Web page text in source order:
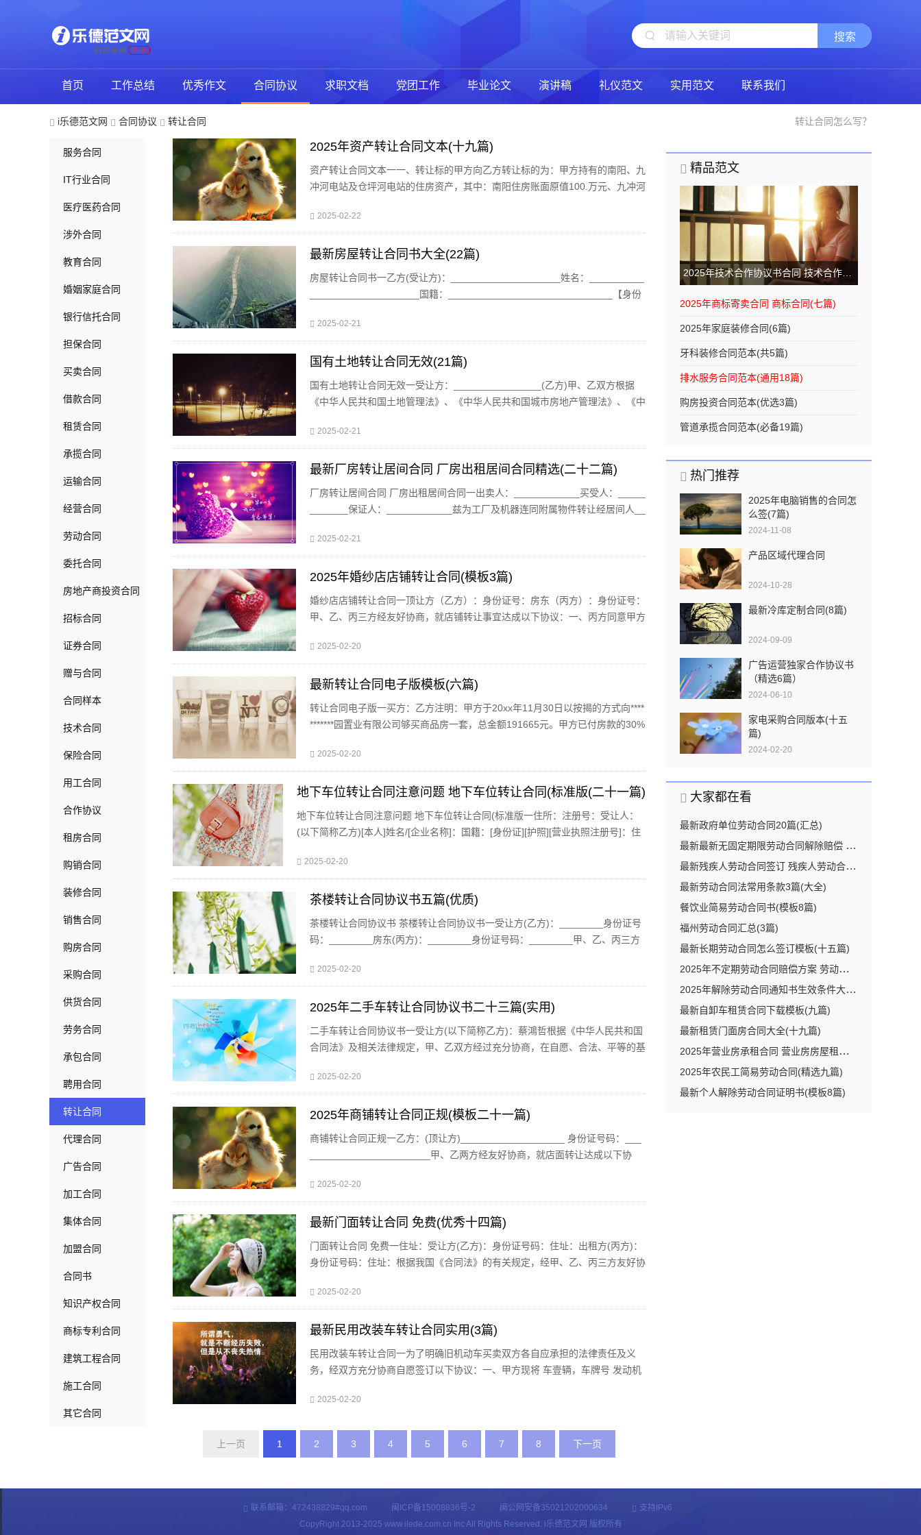
首页 工作总结 优秀作文 合同协议 求职文档 党团工作 毕业论文 演讲稿 礼仪范文 实用范文 联系我们
i乐德范文网 合同协议 转让合同 转让合同怎么写？
服务合同
IT行业合同
医疗医药合同
涉外合同
教育合同
婚姻家庭合同
银行信托合同
担保合同
买卖合同
借款合同
租赁合同
承揽合同
运输合同
经营合同
劳动合同
委托合同
房地产商投资合同
招标合同
证券合同
赠与合同
合同样本
技术合同
保险合同
用工合同
合作协议
租房合同
购销合同
装修合同
销售合同
购房合同
采购合同
供货合同
劳务合同
承包合同
聘用合同
转让合同
代理合同
广告合同
加工合同
集体合同
加盟合同
合同书
知识产权合同
商标专利合同
建筑工程合同
施工合同
其它合同
2025年资产转让合同文本(十九篇)
资产转让合同文本一一、转让标的甲方向乙方转让标的为：甲方持有的南阳、九
冲河电站及仓坪河电站的住房资产，其中：南阳住房账面原值100.万元、九冲河
2025-02-22
最新房屋转让合同书大全(22篇)
房屋转让合同书一乙方(受让方)：____________________姓名：__________
____________________国籍：______________________________【身份
2025-02-21
国有土地转让合同无效(21篇)
国有土地转让合同无效一受让方：________________(乙方)甲、乙双方根据
《中华人民共和国土地管理法》、《中华人民共和国城市房地产管理法》、《中
2025-02-21
最新厂房转让居间合同 厂房出租居间合同精选(二十二篇)
厂房转让居间合同 厂房出租居间合同一出卖人：____________买受人：_____
_______保证人：____________兹为工厂及机器连同附属物件转让经居间人__
2025-02-21
2025年婚纱店店铺转让合同(模板3篇)
婚纱店店铺转让合同一顶让方（乙方）：身份证号：房东（丙方）：身份证号：
甲、乙、丙三方经友好协商，就店铺转让事宜达成以下协议：一、丙方同意甲方
保证乙方同等享有甲方
2025-02-20
最新转让合同电子版模板(六篇)
转让合同电子版一买方：乙方注明：甲方于20xx年11月30日以按揭的方式向****
*******园置业有限公司够买商品房一套，总金额191665元。甲方已付房款的30%
2025-02-20
地下车位转让合同注意问题 地下车位转让合同(标准版(二十一篇)
地下车位转让合同注意问题 地下车位转让合同(标准版一住所：注册号：受让人：
(以下简称乙方)[本人]姓名/[企业名称]：国籍：[身份证][护照][营业执照注册号]：住
2025-02-20
茶楼转让合同协议书五篇(优质)
茶楼转让合同协议书 茶楼转让合同协议书一受让方(乙方)：________身份证号
码：________房东(丙方)：________身份证号码：________甲、乙、丙三方
_____街
2025-02-20
2025年二手车转让合同协议书二十三篇(实用)
二手车转让合同协议书一受让方(以下简称乙方)：蔡鴻哲根据《中华人民共和国
合同法》及相关法律规定，甲、乙双方经过充分协商，在自愿、合法、平等的基
遵2025-02-20
2025年商铺转让合同正规(模板二十一篇)
商铺转让合同正规一乙方：(顶让方)___________________ 身份证号码：___
______________________甲、乙两方经友好协商，就店面转让达成以下协
2025-02-20
最新门面转让合同 免费(优秀十四篇)
门面转让合同 免费一住址：受让方(乙方)：身份证号码：住址：出租方(丙方)：
身份证号码：住址：根据我国《合同法》的有关规定，经甲、乙、丙三方友好协
为上述转让门
2025-02-20
最新民用改装车转让合同实用(3篇)
民用改装车转让合同一为了明确旧机动车买卖双方各自应承担的法律责任及义
务，经双方充分协商自愿签订以下协议：一、甲方现将 车壹辆，车牌号 发动机
格2025-02-20
上一页 1 2 3 4 5 6 7 8 下一页
精品范文
2025年商标寄卖合同 商标合同(七篇)
2025年家庭装修合同(6篇)
牙科装修合同范本(共5篇)
排水服务合同范本(通用18篇)
购房投资合同范本(优选3篇)
管道承揽合同范本(必备19篇)
热门推荐
2025年电脑销售的合同怎
么签(7篇)
2024-11-08
产品区域代理合同
2024-10-28
最新冷库定制合同(8篇)
2024-09-09
广告运营独家合作协议书
（精选6篇）
2024-06-10
家电采购合同版本(十五
篇)
2024-02-20
大家都在看
最新政府单位劳动合同20篇(汇总)
最新最新无固定期限劳动合同解除赔偿 无固定期限劳动合同条款(大全13篇)
最新残疾人劳动合同签订 残疾人劳动合同几年一签(优秀十六篇)
最新劳动合同法常用条款3篇(大全)
餐饮业简易劳动合同书(模板8篇)
福州劳动合同汇总(3篇)
最新长期劳动合同怎么签订模板(十五篇)
2025年不定期劳动合同赔偿方案 劳动法不定期合同(优秀15篇)
2025年解除劳动合同通知书生效条件大全(12篇)
最新自卸车租赁合同下载模板(九篇)
最新租赁门面房合同大全(十九篇)
2025年营业房承租合同 营业房房屋租赁合同精选(9篇)
2025年农民工简易劳动合同(精选九篇)
最新个人解除劳动合同证明书(模板8篇)
联系邮箱：472438829#qq.com 闽ICP备15008836号-2 闽公网安备35021202000634
支持IPv6
CopyRight 2013-2025 www.ilede.com.cn Inc All Rights Reserved. i乐德范文网 版权所有